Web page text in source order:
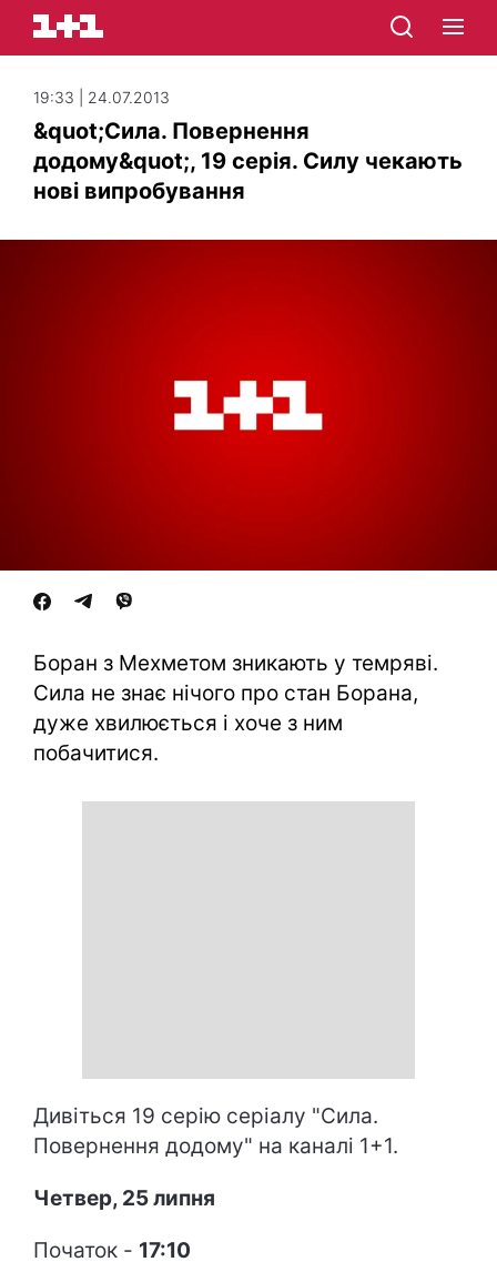
19:33 | 24.07.2013
&quot;Сила. Повернення
додому&quot;, 19 серія. Силу чекають
нові випробування
Боран з Мехметом зникають у темряві.
Сила не знає нічого про стан Борана,
дуже хвилюється і хоче з ним
побачитися.
Дивіться 19 серію серіалу "Сила.
Повернення додому" на каналі 1+1.
Четвер, 25 липня
Початок - 17:10